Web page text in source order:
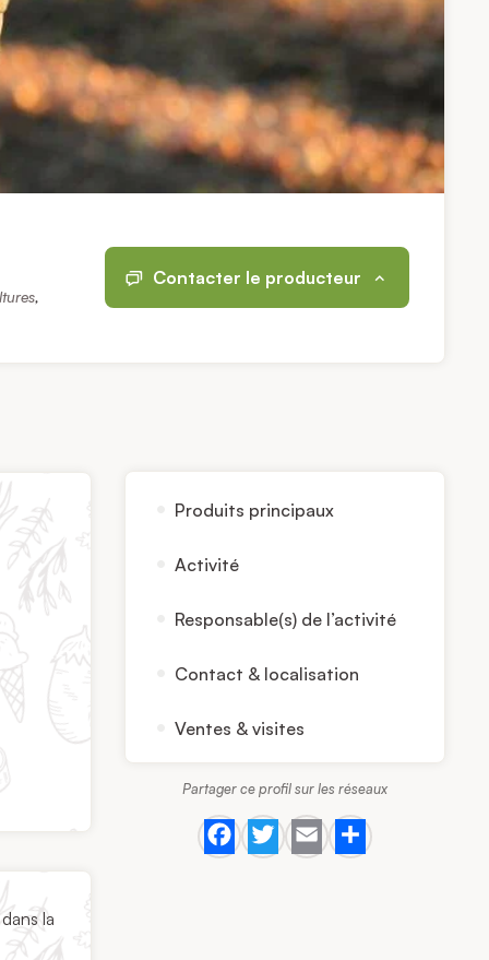
,
Contacter le producteur
la
Produits principaux
Activité
Responsable(s) de l’activité
Contact & localisation
Ventes & visites
Partager ce profil sur les réseaux
Facebook
Twitter
EmailShare